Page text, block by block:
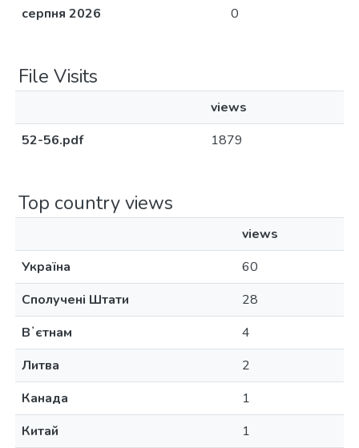
серпня 2026
0
File Visits
views
52-56.pdf
1879
Top country views
views
Україна
60
Сполучені Штати
28
Вʼєтнам
4
Литва
2
Канада
1
Китай
1